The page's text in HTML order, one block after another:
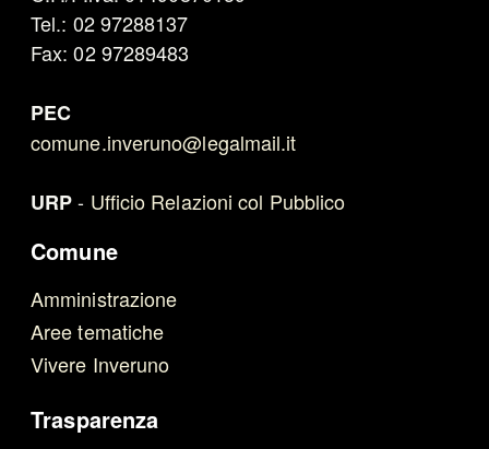
Tel.: 02 97288137
Fax: 02 97289483
PEC
comune.inveruno@legalmail.it
URP- Ufficio Relazioni col Pubblico
Comune
Amministrazione
Aree tematiche
Vivere Inveruno
Trasparenza